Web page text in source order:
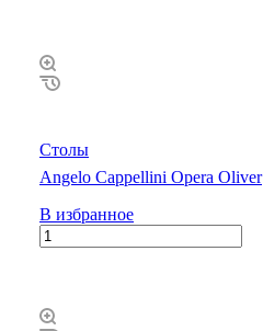
Столы
Angelo Cappellini Opera Oliver
В избранное